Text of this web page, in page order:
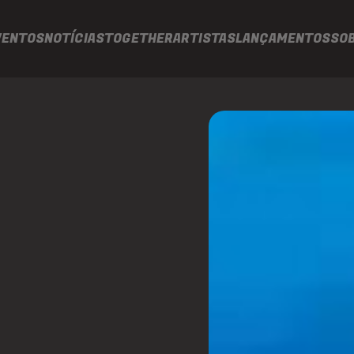
NOTÍCIASTOGETHERARTISTASLANÇAMENTOS